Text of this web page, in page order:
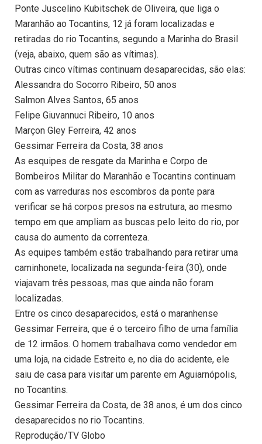
Ponte Juscelino Kubitschek de Oliveira, que liga o
Maranhão ao Tocantins, 12 já foram localizadas e
retiradas do rio Tocantins, segundo a Marinha do Brasil
(veja, abaixo, quem são as vítimas).
Outras cinco vítimas continuam desaparecidas, são elas:
Alessandra do Socorro Ribeiro, 50 anos
Salmon Alves Santos, 65 anos
Felipe Giuvannuci Ribeiro, 10 anos
Marçon Gley Ferreira, 42 anos
Gessimar Ferreira da Costa, 38 anos
As esquipes de resgate da Marinha e Corpo de
Bombeiros Militar do Maranhão e Tocantins continuam
com as varreduras nos escombros da ponte para
verificar se há corpos presos na estrutura, ao mesmo
tempo em que ampliam as buscas pelo leito do rio, por
causa do aumento da correnteza.
As equipes também estão trabalhando para retirar uma
caminhonete, localizada na segunda-feira (30), onde
viajavam três pessoas, mas que ainda não foram
localizadas.
Entre os cinco desaparecidos, está o maranhense
Gessimar Ferreira, que é o terceiro filho de uma família
de 12 irmãos. O homem trabalhava como vendedor em
uma loja, na cidade Estreito e, no dia do acidente, ele
saiu de casa para visitar um parente em Aguiarnópolis,
no Tocantins.
Gessimar Ferreira da Costa, de 38 anos, é um dos cinco
desaparecidos no rio Tocantins.
Reprodução/TV Globo